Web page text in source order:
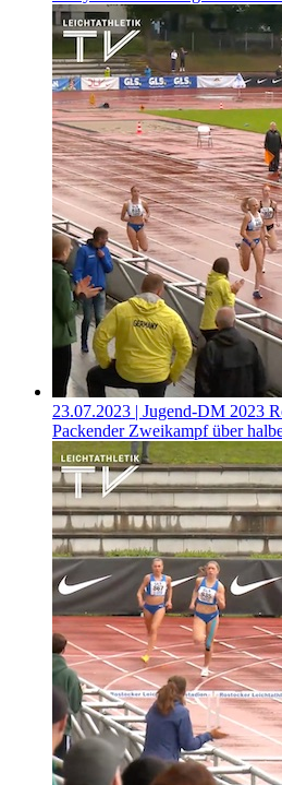
23.07.2023 | Jugend-DM 2023
Packender Zweikampf über